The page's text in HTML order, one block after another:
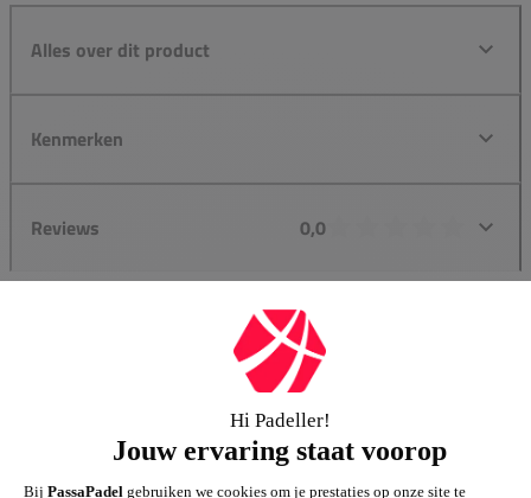
Alles over dit product
Kenmerken
Reviews 0,0
Groot assortiment